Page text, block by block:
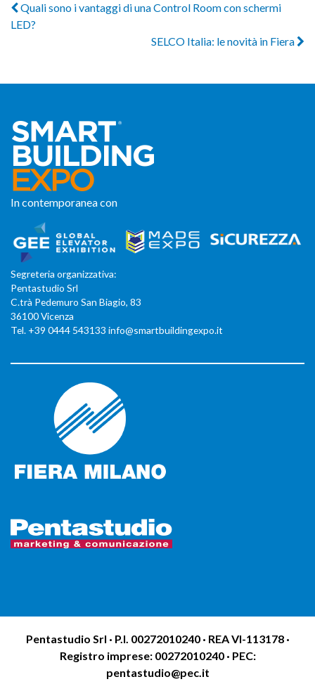
Quali sono i vantaggi di una Control Room con schermi
LED?
SELCO Italia: le novità in Fiera
In contemporanea con
Segreteria organizzativa:
Pentastudio Srl
C.trà Pedemuro San Biagio, 83
36100 Vicenza
Tel. +39 0444 543133 info@smartbuildingexpo.it
Pentastudio Srl · P.I. 00272010240 · REA VI-113178 ·
Registro imprese: 00272010240 · PEC:
pentastudio@pec.it